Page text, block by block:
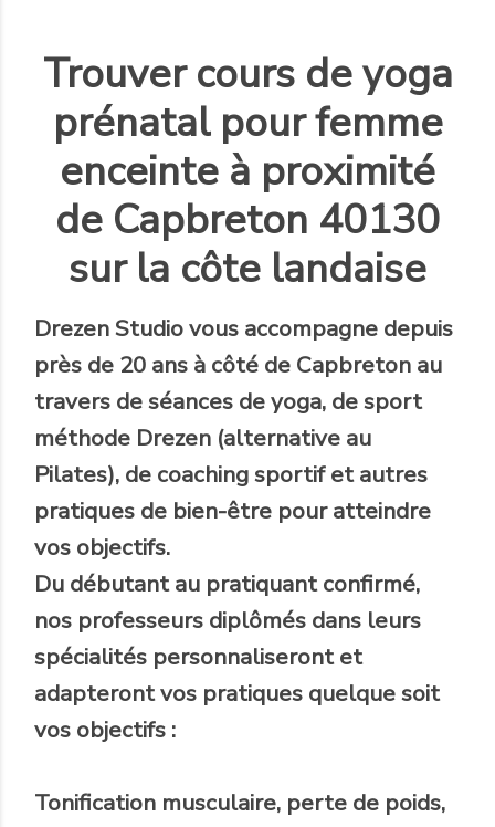
Trouver cours de yoga
prénatal pour femme
enceinte à proximité
de Capbreton 40130
sur la côte landaise
Drezen Studiovous accompagne depuis
près de 20 ans à côté de Capbreton au
travers de séances de yoga, de sport
méthode Drezen (alternative au
Pilates), de coaching sportif et autres
pratiques de bien-être pour atteindre
vos objectifs.
Du débutant au pratiquant confirmé,
nos professeurs diplômés dans leurs
spécialités personnaliseront et
adapteront vos pratiques quelque soit
vos objectifs :
Tonification musculaire, perte de poids,